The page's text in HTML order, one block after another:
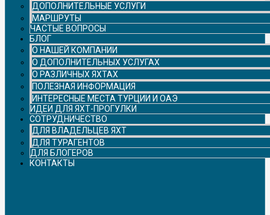
ДОПОЛНИТЕЛЬНЫЕ УСЛУГИ
МАРШРУТЫ
ЧАСТЫЕ ВОПРОСЫ
БЛОГ
О НАШЕЙ КОМПАНИИ
О ДОПОЛНИТЕЛЬНЫХ УСЛУГАХ
О РАЗЛИЧНЫХ ЯХТАХ
ПОЛЕЗНАЯ ИНФОРМАЦИЯ
ИНТЕРЕСНЫЕ МЕСТА ТУРЦИИ И ОАЭ
ИДЕИ ДЛЯ ЯХТ-ПРОГУЛКИ
СОТРУДНИЧЕСТВО
ДЛЯ ВЛАДЕЛЬЦЕВ ЯХТ
ДЛЯ ТУРАГЕНТОВ
ДЛЯ БЛОГЕРОВ
КОНТАКТЫ